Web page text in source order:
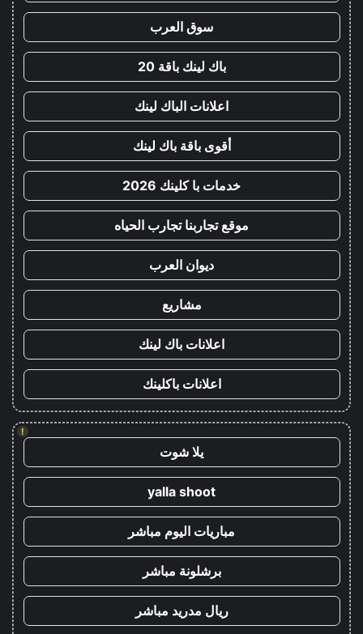
سوق العرب
باك لينك باقة 20
اعلانات الباك لينك
أقوى باقة باك لينك
خدمات با كلينك 2026
موقع تجاربنا تجارب الحياه
ديوان العرب
مشاريع
اعلانات باك لينك
اعلانات باكلينك
!
يلا شوت
yalla shoot
مباريات اليوم مباشر
برشلونة مباشر
ريال مدريد مباشر